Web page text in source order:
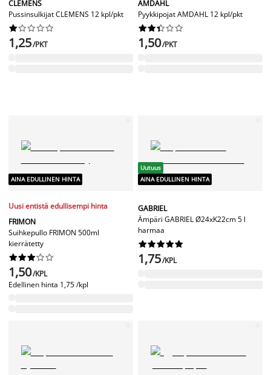
CLEMENS
Pussinsulkijat CLEMENS 12 kpl/pkt






1,25/PKT
AMDAHL
Pyykkipojat AMDAHL 12 kpl/pkt






1,50/PKT
AINA EDULLINEN HINTA
Uusi entistä edullisempi hinta
FRIMON
Suihkepullo FRIMON 500ml
kierrätetty






1,50/KPL
Edellinen hinta 1,75 /kpl
Uutuus
AINA EDULLINEN HINTA
GABRIEL
Ämpäri GABRIEL Ø24xK22cm 5 l
harmaa






1,75/KPL